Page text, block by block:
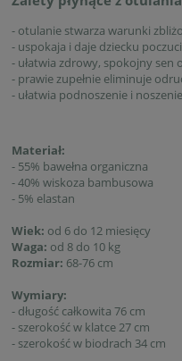
- otulanie stwarza warunki
- uspokaja i daje dziecku
- ułatwia zdrowy, spokojny sen
- prawie zupełnie eliminuje
- ułatwia podnoszenie i
Materiał:
- 55% bawełna organiczna
- 40% wiskoza bambusowa
- 5% elastan
Wiek: od 6 do 12 miesięcy
Waga: od 8 do 10 kg
Rozmiar: 68-76 cm
Wymiary:
- długość całkowita 76 cm
- szerokość w klatce 27 cm
- szerokość w biodrach 34 cm